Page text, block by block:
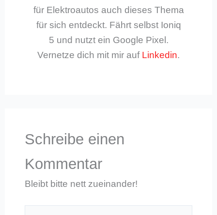
für Elektroautos auch dieses Thema
für sich entdeckt. Fährt selbst Ioniq
5 und nutzt ein Google Pixel.
Vernetze dich mit mir auf Linkedin.
Schreibe einen
Kommentar
Bleibt bitte nett zueinander!